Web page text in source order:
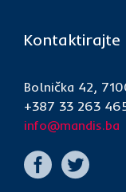
Kontaktirajte
Bolnička 42,
+387 33 263
info@mandis.ba